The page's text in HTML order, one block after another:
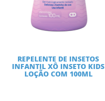
REPELENTE DE INSETOS
INFANTIL XÔ INSETO KIDS
LOÇÃO COM 100ML